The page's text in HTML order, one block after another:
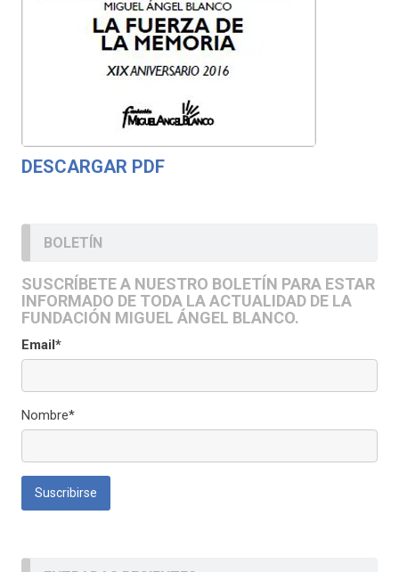
DESCARGAR PDF
BOLETÍN
SUSCRÍBETE A NUESTRO BOLETÍN PARA ESTAR
INFORMADO DE TODA LA ACTUALIDAD DE LA
FUNDACIÓN MIGUEL ÁNGEL BLANCO.
Email*
Nombre*